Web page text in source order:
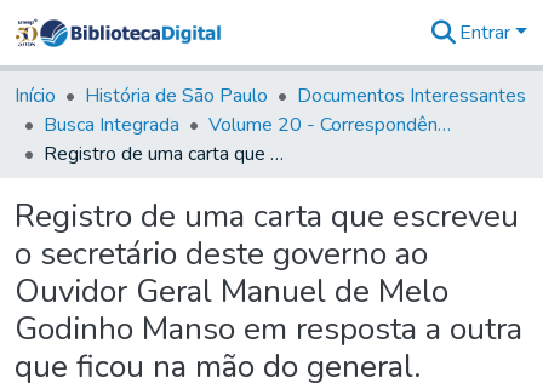
&
Coleções
Tudo na
Biblioteca
Estatísticas
Entrar
Início História de São Paulo
Documentos Interessantes
Busca Integrada
Volume 20 - Correspondência interna do Governador Rodrigo Cezar de Menezes: 1721- 1728
Registro de uma carta que escreveu o secretário deste governo ao Ouvidor Geral Manuel de Melo Godinho Manso em resposta a outra que ficou na mão do general.
Registro de uma carta que escreveu
o secretário deste governo ao
Ouvidor Geral Manuel de Melo
Godinho Manso em resposta a outra
que ficou na mão do general.